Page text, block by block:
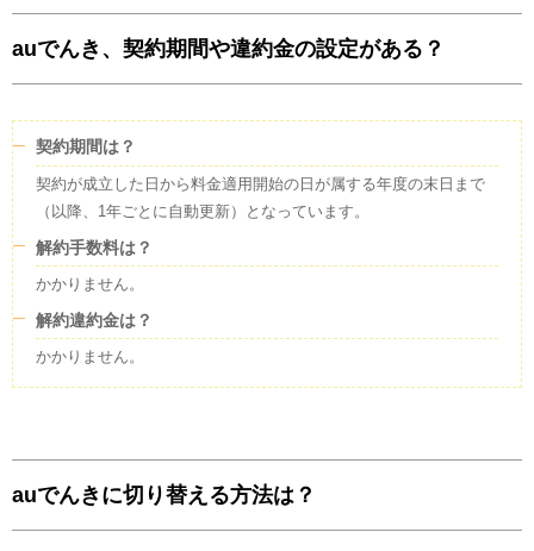
(調整値)
auでんき、契約期間や違約金の設定がある？
契約期間は？
契約が成立した日から料金適用開始の日が属する年度の末日まで
（以降、1年ごとに自動更新）となっています。
解約手数料は？
かかりません。
解約違約金は？
かかりません。
auでんきに切り替える方法は？